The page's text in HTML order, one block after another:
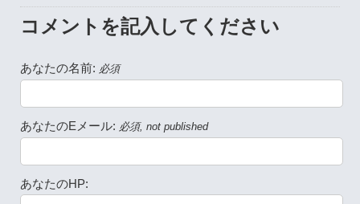
コメントを記入してください
あなたの名前: 必須
あなたのEメール: 必須, not published
あなたのHP: